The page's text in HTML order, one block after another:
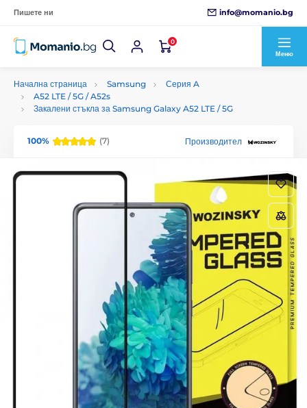
Пишете ни info@momanio.bg
0
Меню
Начална страница Samsung
Серия A
A52 LTE / 5G / A52s
Закалени стъкла за Samsung Galaxy A52 LTE / 5G
100% (7) Производител